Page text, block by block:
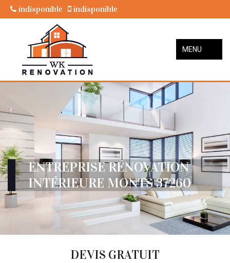
indisponible indisponible
MENU
ENTREPRISE RÉNOVATION
INTÉRIEURE MONTS 37260
DEVIS GRATUIT